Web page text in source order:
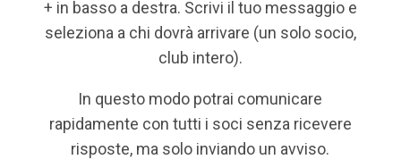
+ in basso a destra. Scrivi il tuo messaggio e
seleziona a chi dovrà arrivare (un solo socio,
club intero).
In questo modo potrai comunicare
rapidamente con tutti i soci senza ricevere
risposte, ma solo inviando un avviso.